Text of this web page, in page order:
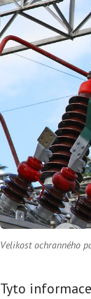
Velikost ochranného
Tyto